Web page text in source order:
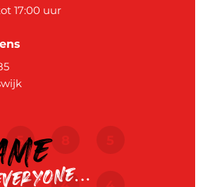
17:00 uur